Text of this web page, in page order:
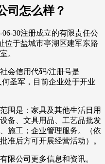
司怎么样？
30注册成立的有限责任公
位于盐城市亭湖区建军东路
。
会信用代码/注册号是
何圣军，目前企业处于开业
围是：家具及其他生活日用
备、文具用品、工艺品批发
施工；企业管理服务。（依
准后方可开展经营活动）。
限公司更多信息和资讯。